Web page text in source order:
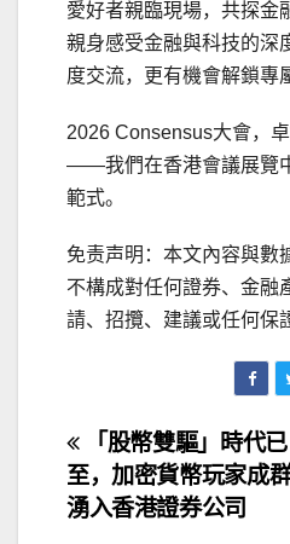
愛好者親臨現場，共探金
親身感受金融與科技的深
度交流，更有機會解鎖專
2026 Consensus大會，
——我們在香港會議展覽
範式。
免责声明：本文內容與數
不構成對任何證券、金融
請、招攬、建議或任何保
文
章
「股幣雙驅」時代已
至，加密貨幣玩家成
湧入香港證券公司